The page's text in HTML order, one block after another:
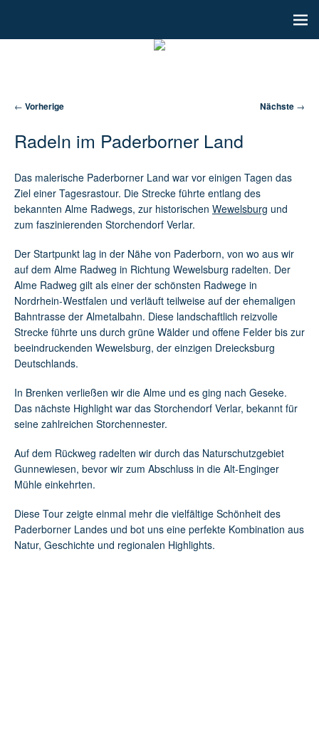
Artikelnavigation
← Vorherige Nächste →
Radeln im Paderborner Land
Das malerische Paderborner Land war vor einigen Tagen das
Ziel einer Tagesrastour. Die Strecke führte entlang des
bekannten Alme Radwegs, zur historischen Wewelsburg und
zum faszinierenden Storchendorf Verlar.
Der Startpunkt lag in der Nähe von Paderborn, von wo aus wir
auf dem Alme Radweg in Richtung Wewelsburg radelten. Der
Alme Radweg gilt als einer der schönsten Radwege in
Nordrhein-Westfalen und verläuft teilweise auf der ehemaligen
Bahntrasse der Almetalbahn. Diese landschaftlich reizvolle
Strecke führte uns durch grüne Wälder und offene Felder bis zur
beeindruckenden Wewelsburg, der einzigen Dreiecksburg
Deutschlands.
In Brenken verließen wir die Alme und es ging nach Geseke.
Das nächste Highlight war das Storchendorf Verlar, bekannt für
seine zahlreichen Storchennester.
Auf dem Rückweg radelten wir durch das Naturschutzgebiet
Gunnewiesen, bevor wir zum Abschluss in die Alt-Enginger
Mühle einkehrten.
Diese Tour zeigte einmal mehr die vielfältige Schönheit des
Paderborner Landes und bot uns eine perfekte Kombination aus
Natur, Geschichte und regionalen Highlights.